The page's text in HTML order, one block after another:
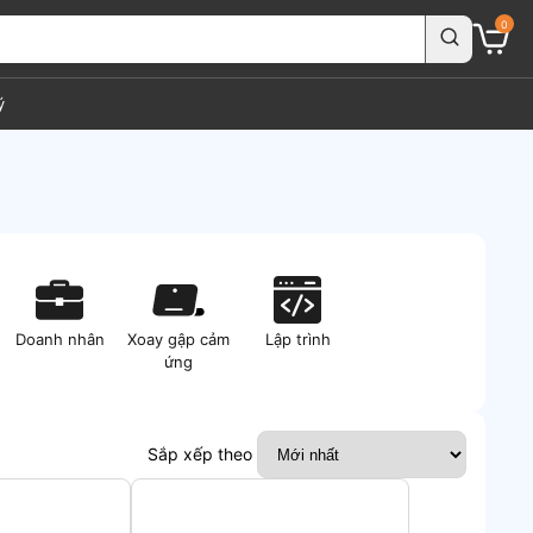
0
Doanh nhân
Xoay gập cảm
ứng
Lập trình
Sắp xếp theo